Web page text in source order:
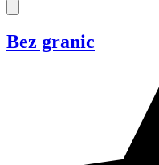
Bez granic